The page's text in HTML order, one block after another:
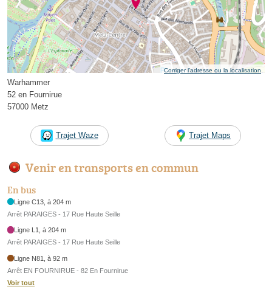
Corriger l’adresse ou la localisation
Warhammer
52 en Fournirue
57000 Metz
Trajet Waze Trajet Maps
Venir en transports en commun
En bus
Ligne C13, à 204 m
Arrêt PARAIGES - 17 Rue Haute Seille
Ligne L1, à 204 m
Arrêt PARAIGES - 17 Rue Haute Seille
Ligne N81, à 92 m
Arrêt EN FOURNIRUE - 82 En Fournirue
Voir tout